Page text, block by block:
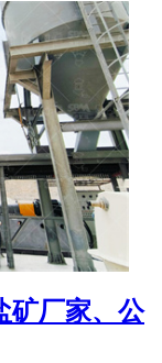
矿厂家、公